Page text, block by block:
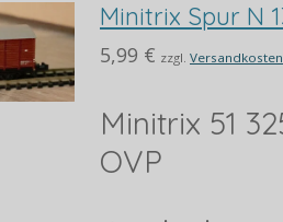
Minitrix Spur N
5,99 € zzgl. Versandkosten
Minitrix 51
OVP